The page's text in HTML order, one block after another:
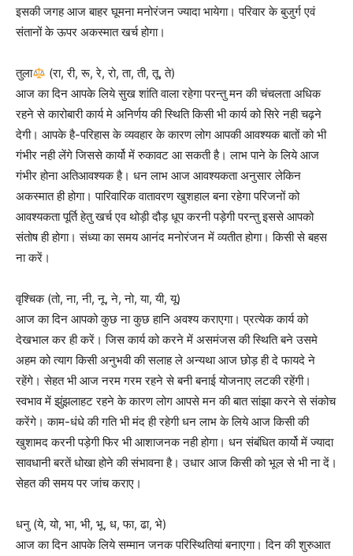
इसकी जगह आज बाहर घूमना मनोरंजन ज्यादा भायेगा। परिवार के बुजुर्ग एवं
संतानों के ऊपर अकस्मात खर्च होगा।
तुला
(रा, री, रू, रे, रो, ता, ती, तू, ते)
आज का दिन आपके लिये सुख शांति वाला रहेगा परन्तु मन की चंचलता अधिक
रहने से कारोबारी कार्य मे अनिर्णय की स्थिति किसी भी कार्य को सिरे नही चढ़ने
देगी। आपके है-परिहास के व्यवहार के कारण लोग आपकी आवश्यक बातों को भी
गंभीर नही लेंगे जिससे कार्यो में रुकावट आ सकती है। लाभ पाने के लिये आज
गंभीर होना अतिआवश्यक है। धन लाभ आज आवश्यकता अनुसार लेकिन
अकस्मात ही होगा। पारिवारिक वातावरण खुशहाल बना रहेगा परिजनों को
आवश्यकता पूर्ति हेतु खर्च एव थोड़ी दौड़ धूप करनी पड़ेगी परन्तु इससे आपको
संतोष ही होगा। संध्या का समय आनंद मनोरंजन में व्यतीत होगा। किसी से बहस
ना करें।
वृश्चिक (तो, ना, नी, नू, ने, नो, या, यी, यू)
आज का दिन आपको कुछ ना कुछ हानि अवश्य कराएगा। प्रत्येक कार्य को
देखभाल कर ही करें। जिस कार्य को करने में असमंजस की स्थिति बने उसमे
अहम को त्याग किसी अनुभवी की सलाह ले अन्यथा आज छोड़ ही दे फायदे ने
रहेंगे। सेहत भी आज नरम गरम रहने से बनी बनाई योजनाए लटकी रहेंगी।
स्वभाव में झुंझलाहट रहने के कारण लोग आपसे मन की बात सांझा करने से संकोच
करेंगे। काम-धंधे की गति भी मंद ही रहेगी धन लाभ के लिये आज किसी की
खुशामद करनी पड़ेगी फिर भी आशाजनक नही होगा। धन संबंधित कार्यो में ज्यादा
सावधानी बरतें धोखा होने की संभावना है। उधार आज किसी को भूल से भी ना दें।
सेहत की समय पर जांच कराए।
धनु (ये, यो, भा, भी, भू, ध, फा, ढा, भे)
आज का दिन आपके लिये सम्मान जनक परिस्थितियां बनाएगा। दिन की शुरुआत